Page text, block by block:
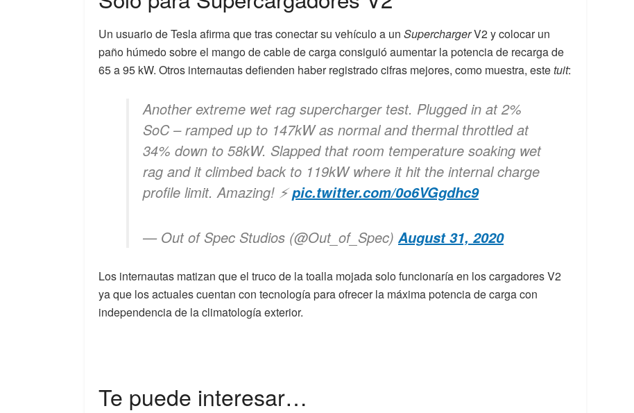
Un usuario de Tesla afirma que tras conectar su vehículo a un SuperchargerV2 y colocar un
paño húmedo sobre el mango de cable de carga consiguió aumentar la potencia de recarga de
65 a 95 kW. Otros internautas defienden haber registrado cifras mejores, como muestra, estetuit:
Another extreme wet rag supercharger test. Plugged in at 2%
SoC – ramped up to 147kW as normal and thermal throttled at
34% down to 58kW. Slapped that room temperature soaking wet
rag and it climbed back to 119kW where it hit the internal charge
profile limit. Amazing! ⚡️pic.twitter.com/0o6VGgdhc9
— Out of Spec Studios (@Out_of_Spec) August 31, 2020
Los internautas matizan que el truco de la toalla mojada solo funcionaría en los cargadores V2
ya que los actuales cuentan con tecnología para ofrecer la máxima potencia de carga con
independencia de la climatología exterior.
Te puede interesar…